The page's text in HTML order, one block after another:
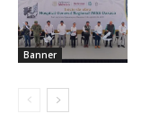
Banner